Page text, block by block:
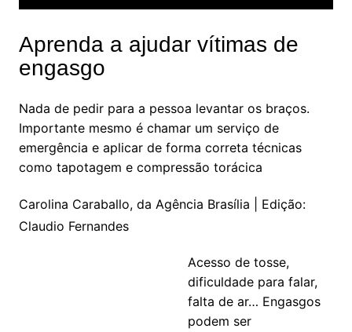
Aprenda a ajudar vítimas de
engasgo
Nada de pedir para a pessoa levantar os braços.
Importante mesmo é chamar um serviço de
emergência e aplicar de forma correta técnicas
como tapotagem e compressão torácica
Carolina Caraballo, da Agência Brasília | Edição:
Claudio Fernandes
Acesso de tosse,
dificuldade para falar,
falta de ar… Engasgos
podem ser